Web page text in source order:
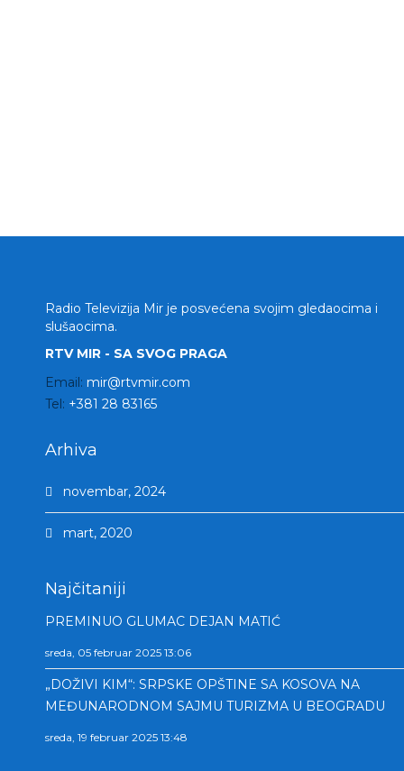
Radio Televizija Mir je posvećena svojim gledaocima i
slušaocima.
RTV MIR - SA SVOG PRAGA
Email: mir@rtvmir.com
Tel: +381 28 83165
Arhiva
novembar, 2024
mart, 2020
Najčitaniji
PREMINUO GLUMAC DEJAN MATIĆ
sreda, 05 februar 2025 13:06
„DOŽIVI KIM“: SRPSKE OPŠTINE SA KOSOVA NA
MEĐUNARODNOM SAJMU TURIZMA U BEOGRADU
sreda, 19 februar 2025 13:48